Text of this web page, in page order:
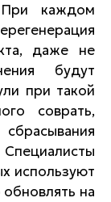
каждом
даже не
будут
при такой
соврать,
используют
на